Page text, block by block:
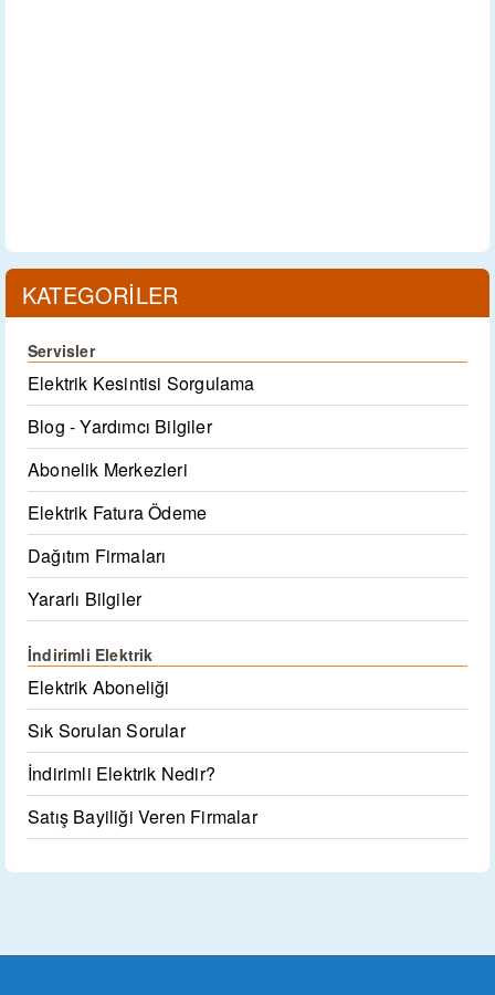
KATEGORİLER
Servisler
Elektrik Kesintisi Sorgulama
Blog - Yardımcı Bilgiler
Abonelik Merkezleri
Elektrik Fatura Ödeme
Dağıtım Firmaları
Yararlı Bilgiler
İndirimli Elektrik
Elektrik Aboneliği
Sık Sorulan Sorular
İndirimli Elektrik Nedir?
Satış Bayiliği Veren Firmalar